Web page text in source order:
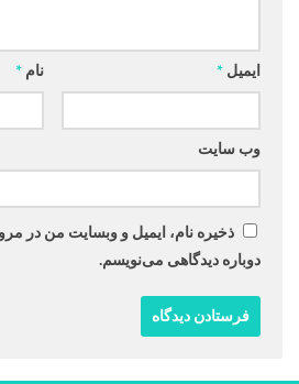
نام * ایمیل *
وب‌ سایت
ذخیره نام، ایمیل و وبسایت من در
دوباره دیدگاهی می‌نویسم.